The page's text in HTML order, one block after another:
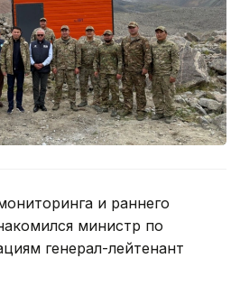
и раннего
министр по
генерал-лейтенант